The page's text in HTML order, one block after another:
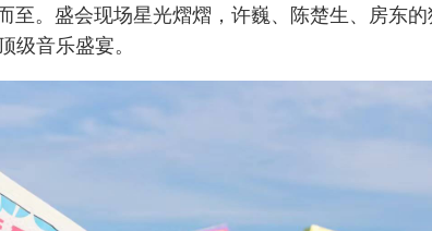
至。盛会现场星光熠熠，许巍、陈楚生、房东
级音乐盛宴。